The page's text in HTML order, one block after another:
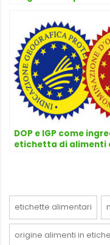
in”, scatta l’obbligo di
informazione.
a Bruxelles
DOP e IGP come
etichetta di alimenti
etichette alimentari
origine alimenti in